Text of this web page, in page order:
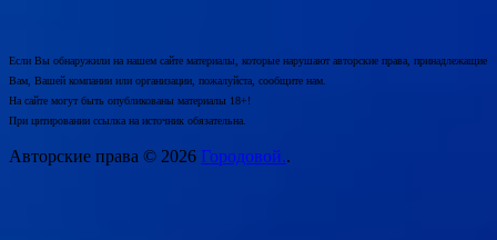
Если Вы обнаружили на нашем сайте материалы, которые нарушают авторские права, принадлежащие
Вам, Вашей компании или организации, пожалуйста, сообщите нам.
На сайте могут быть опубликованы материалы 18+!
При цитировании ссылка на источник обязательна.
Авторские права © 2026 Городовой..